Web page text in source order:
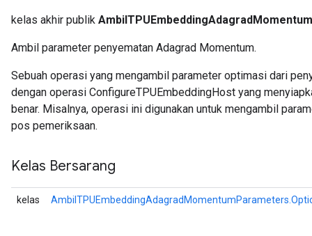
kelas akhir publik
Ambil parameter penyematan Adagrad Momentum.
Sebuah operasi yang mengambil parameter optimasi dari
dengan operasi ConfigureTPUEmbeddingHost yang
benar. Misalnya, operasi ini digunakan untuk mengambil
pos pemeriksaan.
Kelas Bersarang
kelas